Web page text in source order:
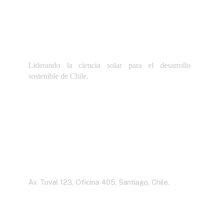
Liderando la ciencia solar para el desarrollo
sostenible de Chile.
Av. Tuval 123, Oficina 405, Santiago, Chile.